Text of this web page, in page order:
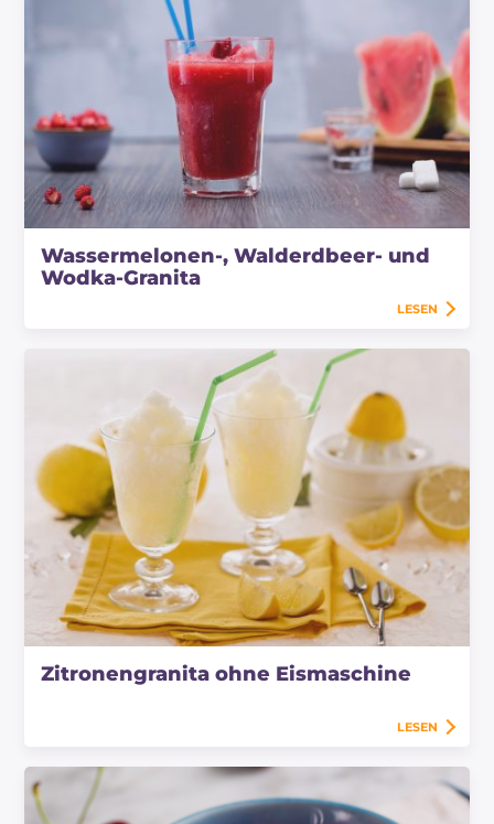
Wassermelonen-, Walderdbeer- und
Wodka-Granita
LESEN
Zitronengranita ohne Eismaschine
LESEN